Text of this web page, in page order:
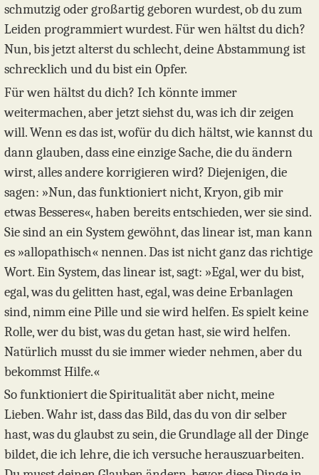
schmutzig oder großartig geboren wurdest, ob du zum
Leiden programmiert wurdest. Für wen hältst du dich?
Nun, bis jetzt alterst du schlecht, deine Abstammung ist
schrecklich und du bist ein Opfer.
Für wen hältst du dich? Ich könnte immer
weitermachen, aber jetzt siehst du, was ich dir zeigen
will. Wenn es das ist, wofür du dich hältst, wie kannst du
dann glauben, dass eine einzige Sache, die du ändern
wirst, alles andere korrigieren wird? Diejenigen, die
sagen: »Nun, das funktioniert nicht, Kryon, gib mir
etwas Besseres«, haben bereits entschieden, wer sie sind.
Sie sind an ein System gewöhnt, das linear ist, man kann
es »allopathisch« nennen. Das ist nicht ganz das richtige
Wort. Ein System, das linear ist, sagt: »Egal, wer du bist,
egal, was du gelitten hast, egal, was deine Erbanlagen
sind, nimm eine Pille und sie wird helfen. Es spielt keine
Rolle, wer du bist, was du getan hast, sie wird helfen.
Natürlich musst du sie immer wieder nehmen, aber du
bekommst Hilfe.«
So funktioniert die Spiritualität aber nicht, meine
Lieben. Wahr ist, dass das Bild, das du von dir selber
hast, was du glaubst zu sein, die Grundlage all der Dinge
bildet, die ich lehre, die ich versuche herauszuarbeiten.